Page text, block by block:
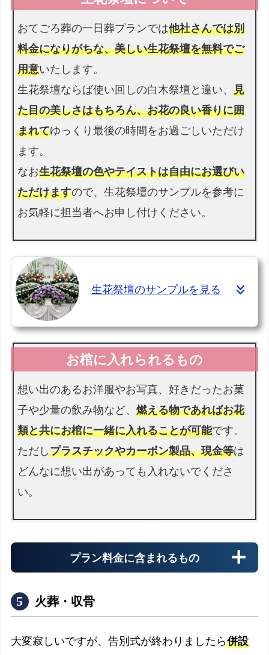
納棺時にお着せします
おてごろ葬の一日葬プランでは他社さんでは別
料金になりがちな、美しい生花祭壇を無料でご
用意いたします。
生花祭壇ならば使い回しの白木祭壇と違い、見
た目の美しさはもちろん、お花の良い香りに囲
まれてゆっくり最後の時間をお過ごしいただけ
ます。
なお生花祭壇の色やテイストは自由にお選びい
ただけますので、生花祭壇のサンプルを参考に
お気軽に担当者へお申し付けください。
生花祭壇のサンプルを見る
想い出のあるお洋服やお写真、好きだったお菓
子や少量の飲み物など、燃える物であればお花
類と共にお棺に一緒に入れることが可能です。
ただしプラスチックやカーボン製品、現金等は
どんなに想い出があっても入れないでくださ
い。
プラン料金に含まれるもの
火葬・収骨
大変寂しいですが、告別式が終わりましたら併設